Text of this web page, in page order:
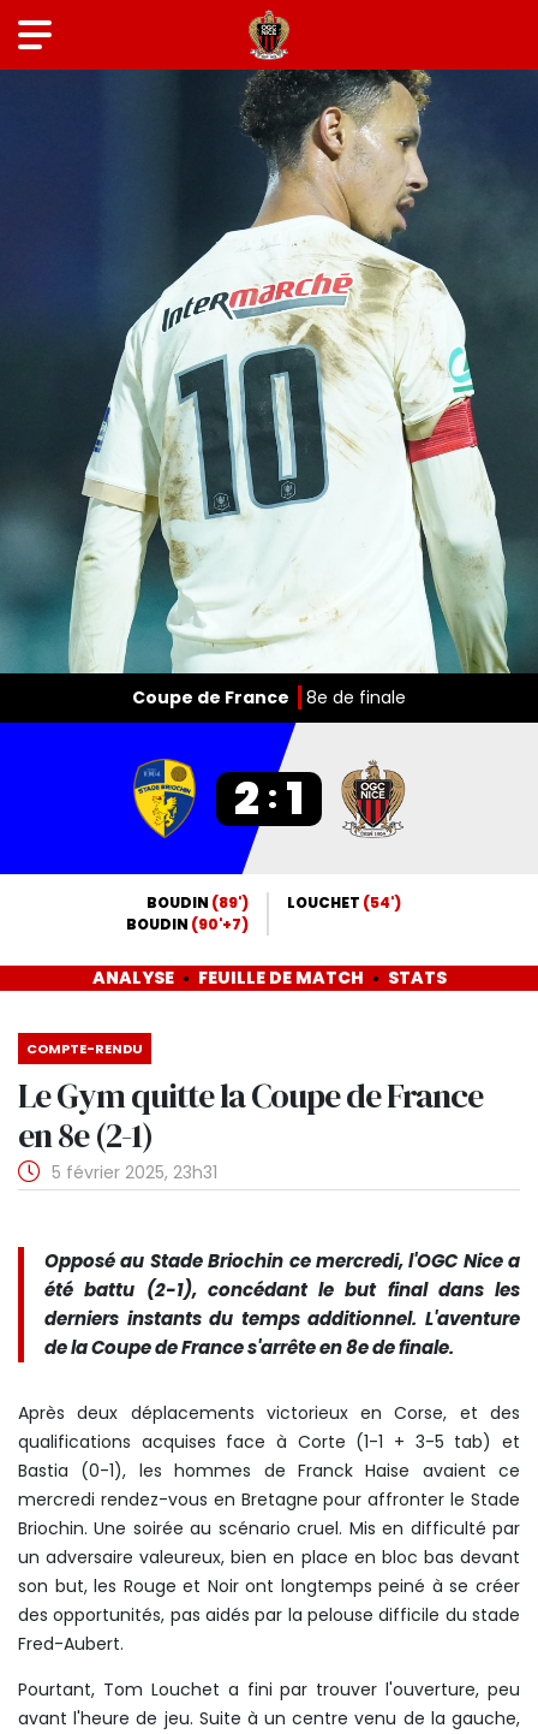
Coupe de France 8e de finale
2 : 1
BOUDIN (89')
BOUDIN (90'+7)
LOUCHET (54')
ANALYSE FEUILLE DE MATCH STATS
COMPTE-RENDU
Le Gym quitte la Coupe de France
en 8e (2-1)
5 février 2025, 23h31
Opposé au Stade Briochin ce mercredi, l'OGC Nice a
été battu (2-1), concédant le but final dans les
derniers instants du temps additionnel. L'aventure
de la Coupe de France s'arrête en 8e de finale.
Après deux déplacements victorieux en Corse, et des
qualifications acquises face à Corte (1-1 + 3-5 tab) et
Bastia (0-1), les hommes de Franck Haise avaient ce
mercredi rendez-vous en Bretagne pour affronter le Stade
Briochin. Une soirée au scénario cruel. Mis en difficulté par
un adversaire valeureux, bien en place en bloc bas devant
son but, les Rouge et Noir ont longtemps peiné à se créer
des opportunités, pas aidés par la pelouse difficile du stade
Fred-Aubert.
Pourtant, Tom Louchet a fini par trouver l'ouverture, peu
avant l'heure de jeu. Suite à un centre venu de la gauche,